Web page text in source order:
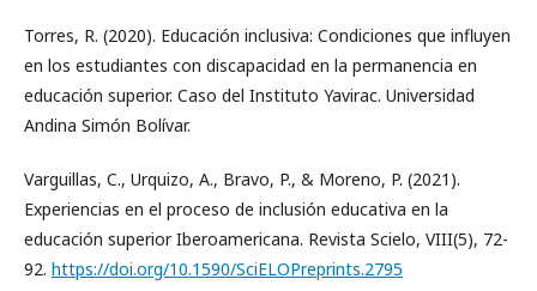
Torres, R. (2020). Educación inclusiva: Condiciones que influyen
en los estudiantes con discapacidad en la permanencia en
educación superior. Caso del Instituto Yavirac. Universidad
Andina Simón Bolívar.
Varguillas, C., Urquizo, A., Bravo, P., & Moreno, P. (2021).
Experiencias en el proceso de inclusión educativa en la
educación superior Iberoamericana. Revista Scielo, VIII(5), 72-
92. https://doi.org/10.1590/SciELOPreprints.2795